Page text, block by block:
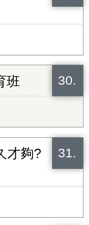
30.
班
31.
才夠?